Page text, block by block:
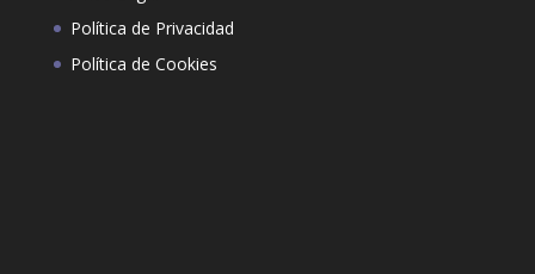
Política de Privacidad
Política de Cookies